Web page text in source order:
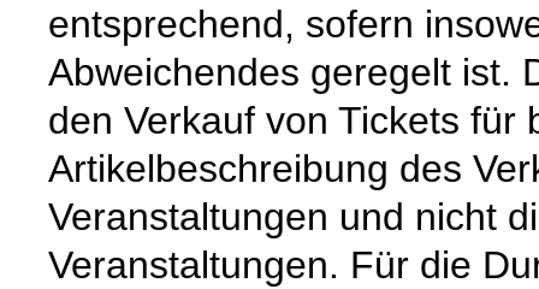
entsprechend, sofern
Abweichendes geregelt ist.
den Verkauf von Tickets für
Artikelbeschreibung des
Veranstaltungen und nicht
Veranstaltungen. Für die